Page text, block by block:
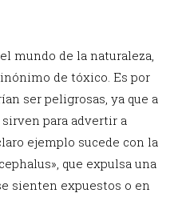
mundo de la naturaleza,
de tóxico. Es por
ser peligrosas, ya que a
para advertir a
ejemplo sucede con la
que expulsa una
sienten expuestos o en